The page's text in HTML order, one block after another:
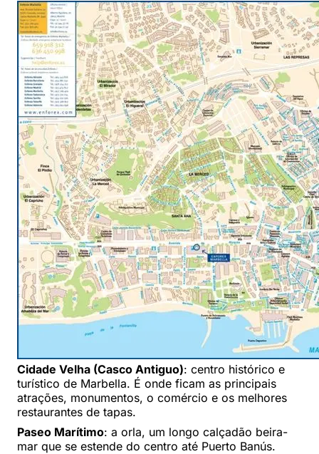
Cidade Velha (Casco Antiguo): centro histórico e
turístico de Marbella. É onde ficam as principais
atrações, monumentos, o comércio e os melhores
restaurantes de tapas.
Paseo Marítimo: a orla, um longo calçadão beira-
mar que se estende do centro até Puerto Banús.